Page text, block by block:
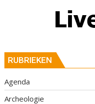
RUBRIEKEN
Agenda
Archeologie